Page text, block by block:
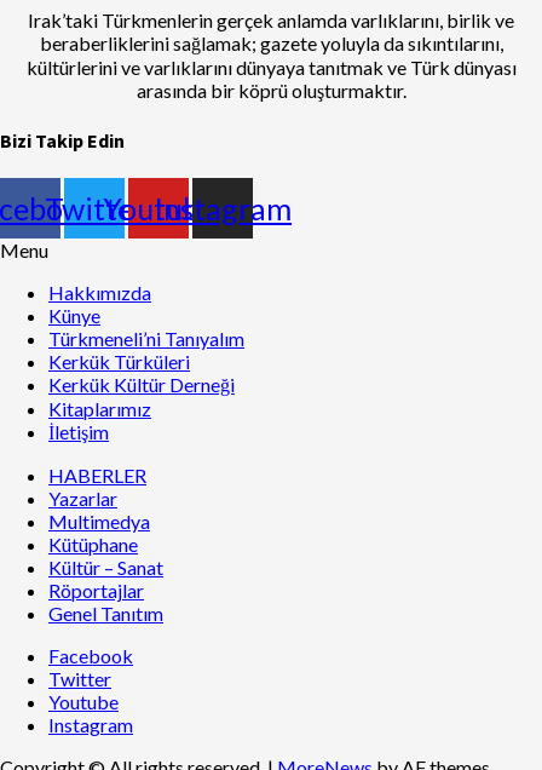
Irak’taki Türkmenlerin gerçek anlamda varlıklarını, birlik ve
beraberliklerini sağlamak; gazete yoluyla da sıkıntılarını,
kültürlerini ve varlıklarını dünyaya tanıtmak ve Türk dünyası
arasında bir köprü oluşturmaktır.
Bizi Takip Edin
TwitterYoutube
Instagram
Menu
Hakkımızda
Künye
Türkmeneli’ni Tanıyalım
Kerkük Türküleri
Kerkük Kültür Derneği
Kitaplarımız
İletişim
HABERLER
Yazarlar
Multimedya
Kütüphane
Kültür – Sanat
Röportajlar
Genel Tanıtım
Facebook
Twitter
Youtube
Instagram